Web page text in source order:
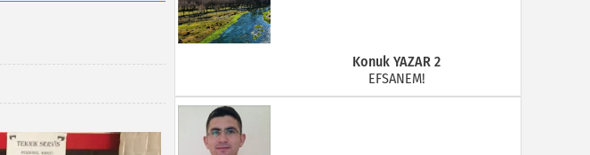
Konuk YAZAR 2
EFSANEM!